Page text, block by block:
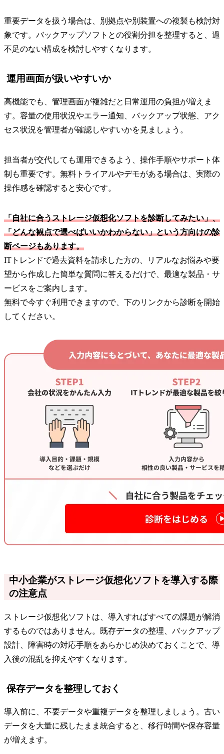
重要データを扱う場合は、別拠点や別装置への複製も検討対
象です。バックアップソフトとの役割分担を整理すると、過
不足のない構成を検討しやすくなります。
運用画面が扱いやすいか
高機能でも、管理画面が複雑だと日常運用の負担が増えま
す。容量の使用状況やエラー通知、バックアップ状態、アク
セス状況を管理者が確認しやすいかを見ましょう。
担当者が交代しても運用できるよう、操作手順やサポート体
制も重要です。無料トライアルやデモがある場合は、実際の
操作感を確認すると安心です。
「自社に合うストレージ仮想化ソフトを診断してみたい」、
「どんな観点で選べばいいかわからない」という方向けの診
断ページもあります。
ITトレンドで過去資料を請求した方の、リアルなお悩みや要
望から作成した簡単な質問に答えるだけで、最適な製品・サ
ービスをご案内します。
無料で今すぐ利用できますので、下のリンクから診断を開始
してください。
中小企業がストレージ仮想化ソフトを導入する際
の注意点
ストレージ仮想化ソフトは、導入すればすべての課題が解消
するものではありません。既存データの整理、バックアップ
設計、障害時の対応手順をあらかじめ決めておくことで、導
入後の混乱を抑えやすくなります。
保存データを整理しておく
導入前に、不要データや重複データを整理しましょう。古い
データを大量に残したまま統合すると、移行時間や保存容量
が増えます。